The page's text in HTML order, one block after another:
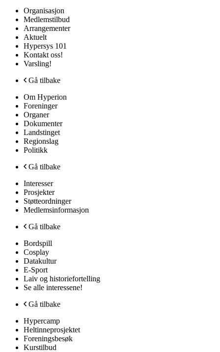
Organisasjon
Medlemstilbud
Arrangementer
Aktuelt
Hypersys 101
Kontakt oss!
Varsling!
Gå tilbake
Om Hyperion
Foreninger
Organer
Dokumenter
Landstinget
Regionslag
Politikk
Gå tilbake
Interesser
Prosjekter
Støtteordninger
Medlemsinformasjon
Gå tilbake
Bordspill
Cosplay
Datakultur
E-Sport
Laiv og historiefortelling
Se alle interessene!
Gå tilbake
Hypercamp
Heltinneprosjektet
Foreningsbesøk
Kurstilbud